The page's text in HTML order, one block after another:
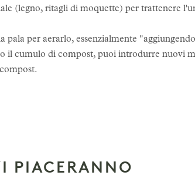
(legno, ritagli di moquette) per trattenere
per aerarlo, essenzialmente
il cumulo di compost, puoi introdurre nuovi
PIACERANNO